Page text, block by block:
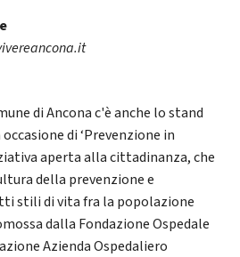
di Ancona c'è anche lo stand
di ‘Prevenzione in
aperta alla cittadinanza, che
della prevenzione e
stili di vita fra la popolazione
dalla Fondazione Ospedale
Azienda Ospedaliero